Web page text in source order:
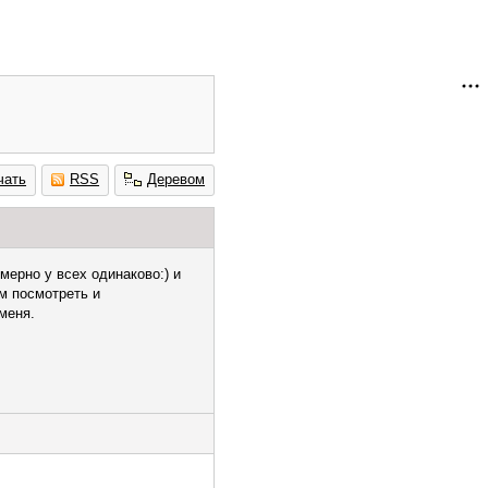
RSS Деревом
у всех одинаково:) и
посмотреть и